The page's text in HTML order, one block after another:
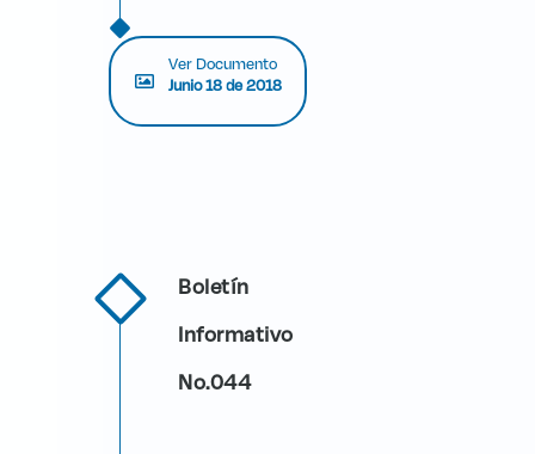
Ver Documento
Junio 18 de 2018
Boletín
Informativo
No.044